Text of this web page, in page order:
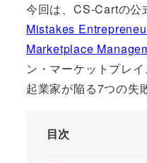
今回は、CS-Cartの
Mistakes
Marketplace
ン・マーケットプレ
起業家が陥る7つの失
目次